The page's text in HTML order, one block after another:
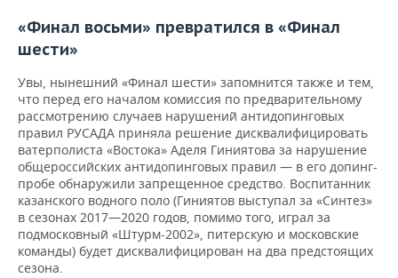
«Финал восьми» превратился в «Финал
шести»
Увы, нынешний «Финал шести» запомнится также и тем,
что перед его началом комиссия по предварительному
рассмотрению случаев нарушений антидопинговых
правил РУСАДА приняла решение дисквалифицировать
ватерполиста «Востока» Аделя Гиниятова за нарушение
общероссийских антидопинговых правил — в его допинг-
пробе обнаружили запрещенное средство. Воспитанник
казанского водного поло (Гиниятов выступал за «Синтез»
в сезонах 2017—2020 годов, помимо того, играл за
подмосковный «Штурм-2002», питерскую и московские
команды) будет дисквалифицирован на два предстоящих
сезона.